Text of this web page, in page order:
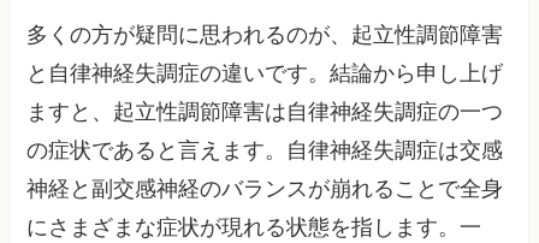
多くの方が疑問に思われるのが、起立性調節障害
と自律神経失調症の違いです。結論から申し上げ
ますと、起立性調節障害は自律神経失調症の一つ
の症状であると言えます。自律神経失調症は交感
神経と副交感神経のバランスが崩れることで全身
にさまざまな症状が現れる状態を指します。一